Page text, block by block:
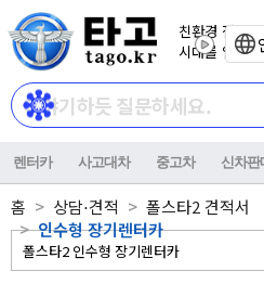
친환경 전기
시대를 열어갑
렌터카 사고대차 중고차 신차판
홈 상담⋅견적
폴스타2 견적서
인수형 장기렌터카